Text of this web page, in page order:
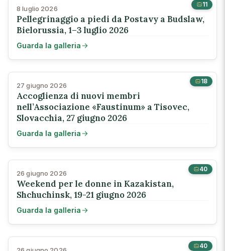
11
8 luglio 2026
Pellegrinaggio a piedi da Postavy a Budslaw,
Bielorussia, 1–3 luglio 2026
Guarda la galleria
18
27 giugno 2026
Accoglienza di nuovi membri
nell’Associazione «Faustinum» a Tisovec,
Slovacchia, 27 giugno 2026
Guarda la galleria
40
26 giugno 2026
Weekend per le donne in Kazakistan,
Shchuchinsk, 19-21 giugno 2026
Guarda la galleria
40